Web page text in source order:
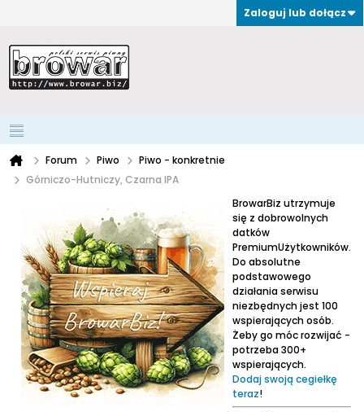
Zaloguj lub dołącz
Forum Piwo
Piwo - konkretnie
Górniczo-Hutniczy, Czarna IPA
BrowarBiz utrzymuje
się z dobrowolnych
datków
PremiumUżytkowników.
Do absolutne
podstawowego
działania serwisu
niezbędnych jest 100
wspierających osób.
Żeby go móc rozwijać -
potrzeba 300+
wspierających.
Dodaj swoją cegiełkę
teraz!